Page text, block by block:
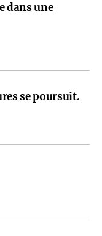
dans une
se poursuit.